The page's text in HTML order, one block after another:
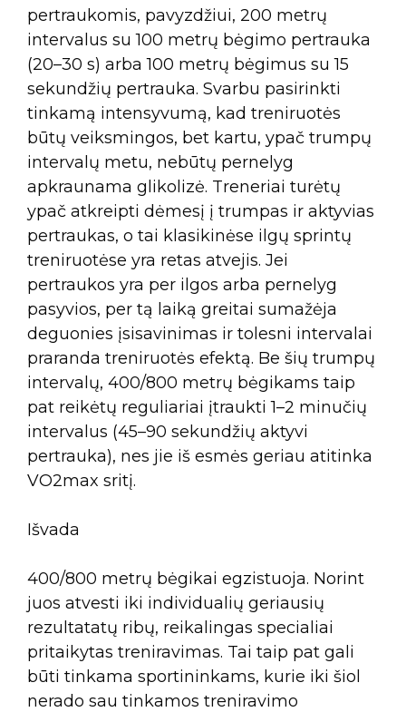
pertraukomis, pavyzdžiui, 200 metrų
intervalus su 100 metrų bėgimo pertrauka
(20–30 s) arba 100 metrų bėgimus su 15
sekundžių pertrauka. Svarbu pasirinkti
tinkamą intensyvumą, kad treniruotės
būtų veiksmingos, bet kartu, ypač trumpų
intervalų metu, nebūtų pernelyg
apkraunama glikolizė. Treneriai turėtų
ypač atkreipti dėmesį į trumpas ir aktyvias
pertraukas, o tai klasikinėse ilgų sprintų
treniruotėse yra retas atvejis. Jei
pertraukos yra per ilgos arba pernelyg
pasyvios, per tą laiką greitai sumažėja
deguonies įsisavinimas ir tolesni intervalai
praranda treniruotės efektą. Be šių trumpų
intervalų, 400/800 metrų bėgikams taip
pat reikėtų reguliariai įtraukti 1–2 minučių
intervalus (45–90 sekundžių aktyvi
pertrauka), nes jie iš esmės geriau atitinka
VO2max sritį.
Išvada
400/800 metrų bėgikai egzistuoja. Norint
juos atvesti iki individualių geriausių
rezultatatų ribų, reikalingas specialiai
pritaikytas treniravimas. Tai taip pat gali
būti tinkama sportininkams, kurie iki šiol
nerado sau tinkamos treniravimo